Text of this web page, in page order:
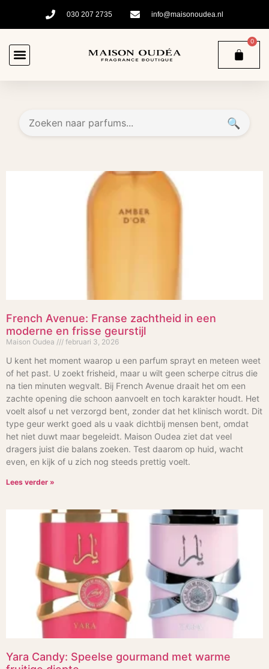
030 207 2735 info@maisonoudea.nl
0
🔍
French Avenue: Franse zachtheid in een
moderne en frisse geurstijl
Maison Oudea februari 3, 2026
U kent het moment waarop u een parfum sprayt en meteen weet
of het past. U zoekt frisheid, maar u wilt geen scherpe citrus die
na tien minuten wegvalt. Bij French Avenue draait het om een
zachte opening die schoon aanvoelt en toch karakter houdt. Het
voelt alsof u net verzorgd bent, zonder dat het klinisch wordt. Dit
type geur werkt goed als u vaak dichtbij mensen bent, omdat
het niet duwt maar begeleidt. Maison Oudea ziet dat veel
dragers juist die balans zoeken. Test daarom op huid, wacht
even, en kijk of u zich nog steeds prettig voelt.
Lees verder »
Yara Candy: Speelse gourmand met warme